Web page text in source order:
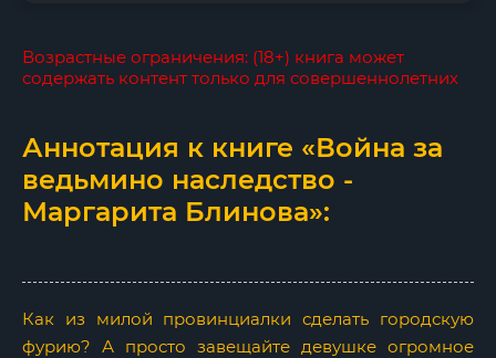
Возрастные ограничения: (18+) книга может
содержать контент только для совершеннолетних
Аннотация к книге «Война за
ведьмино наследство -
Маргарита Блинова»:
Как из милой провинциалки сделать городскую
фурию? А просто завещайте девушке огромное